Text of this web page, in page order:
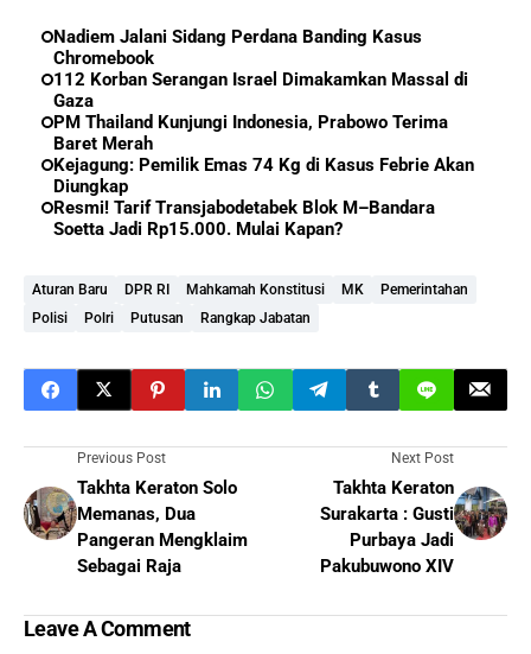
Nadiem Jalani Sidang Perdana Banding Kasus
Chromebook
112 Korban Serangan Israel Dimakamkan Massal di
Gaza
PM Thailand Kunjungi Indonesia, Prabowo Terima
Baret Merah
Kejagung: Pemilik Emas 74 Kg di Kasus Febrie Akan
Diungkap
Resmi! Tarif Transjabodetabek Blok M–Bandara
Soetta Jadi Rp15.000. Mulai Kapan?
Aturan Baru DPR RI Mahkamah Konstitusi MK
Pemerintahan
Polisi
Polri Putusan Rangkap Jabatan
Previous Post
Takhta Keraton Solo
Memanas, Dua
Pangeran Mengklaim
Sebagai Raja
Next Post
Takhta Keraton
Surakarta : Gusti
Purbaya Jadi
Pakubuwono XIV
Leave A Comment